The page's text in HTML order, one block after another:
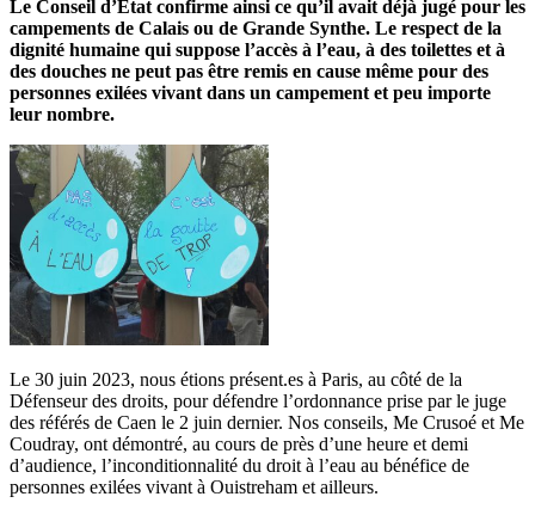
Le Conseil d’Etat confirme ainsi ce qu’il avait déjà jugé pour les
campements de Calais ou de Grande Synthe. Le respect de la
dignité humaine qui suppose l’accès à l’eau, à des toilettes et à
des douches ne peut pas être remis en cause même pour des
personnes exilées vivant dans un campement et peu importe
leur nombre.
Le 30 juin 2023, nous étions présent.es à Paris, au côté de la
Défenseur des droits, pour défendre l’ordonnance prise par le juge
des référés de Caen le 2 juin dernier. Nos conseils, Me Crusoé et Me
Coudray, ont démontré, au cours de près d’une heure et demi
d’audience, l’inconditionnalité du droit à l’eau au bénéfice de
personnes exilées vivant à Ouistreham et ailleurs.